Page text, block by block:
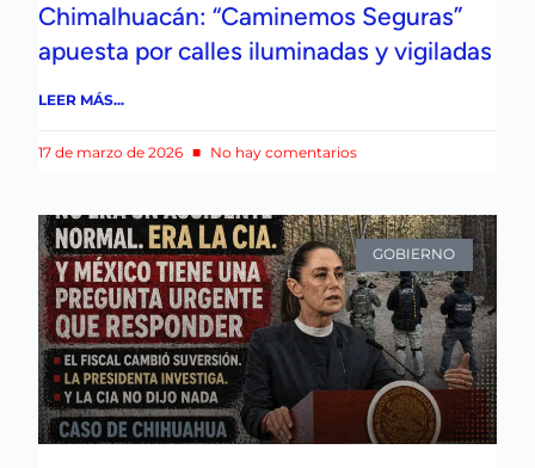
Chimalhuacán: “Caminemos Seguras”
apuesta por calles iluminadas y vigiladas
LEER MÁS...
17 de marzo de 2026 No hay comentarios
GOBIERNO